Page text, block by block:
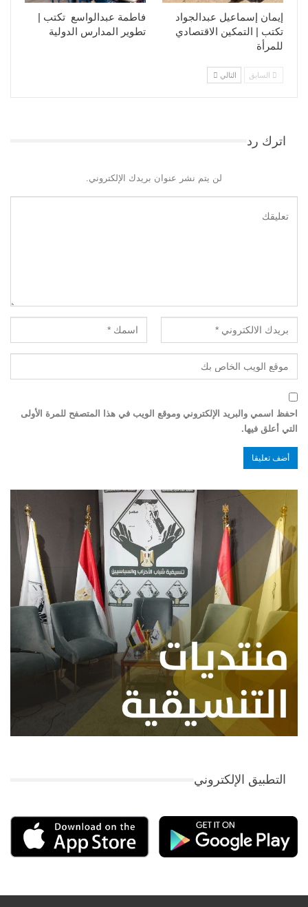
فاطمة عبدالواسع تكتب |
تطوير المدارس الدولية
إيمان إسماعيل عبدالجواد
تكتب | التمكين الاقتصادي
للمرأة
السابق التالي
اترك رد
لن يتم نشر عنوان بريدك الإلكتروني.
احفظ اسمي والبريد الإلكتروني وموقع الويب في هذا المتصفح للمرة الأولى
التي أعلق فيها.
التطبيق الإلكتروني